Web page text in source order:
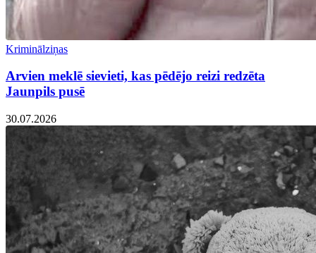
Kriminālziņas
Arvien meklē sievieti, kas pēdējo reizi redzēta
Jaunpils pusē
30.07.2026